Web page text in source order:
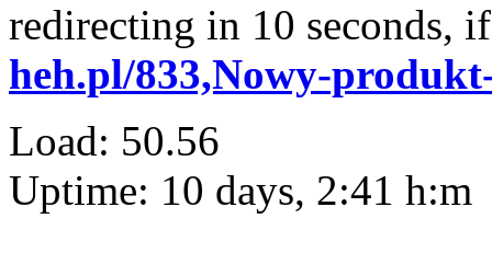
redirecting in 10 seconds,
heh.pl/833,Nowy-
Load: 50.56
Uptime: 10 days, 2:41 h:m